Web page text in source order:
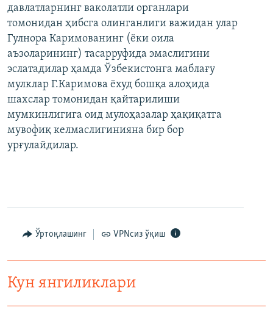
давлатларнинг ваколатли органлари
томонидан ҳибсга олинганлиги важидан улар
Гулнора Каримованинг (ёки оила
аъзоларининг) тасарруфида эмаслигини
эслатадилар ҳамда Ўзбекистонга маблағу
мулклар Г.Каримова ёхуд бошқа алоҳида
шахслар томонидан қайтарилиши
мумкинлигига оид мулоҳазалар ҳақиқатга
мувофиқ келмаслигинияна бир бор
урғулайдилар.
Ўртоқлашинг VPNсиз ўқиш
Кун янгиликлари